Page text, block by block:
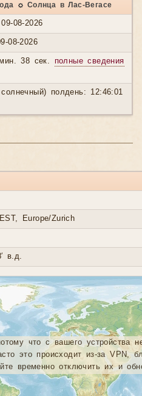
☼ Солнца в Лас-Вегасе
08-2026
08-2026
38 сек. полные сведения
полдень: 12:46:01
Europe/Zurich
в.д.
что с вашего устройства
это происходит из-за VPN,
временно отключить их и